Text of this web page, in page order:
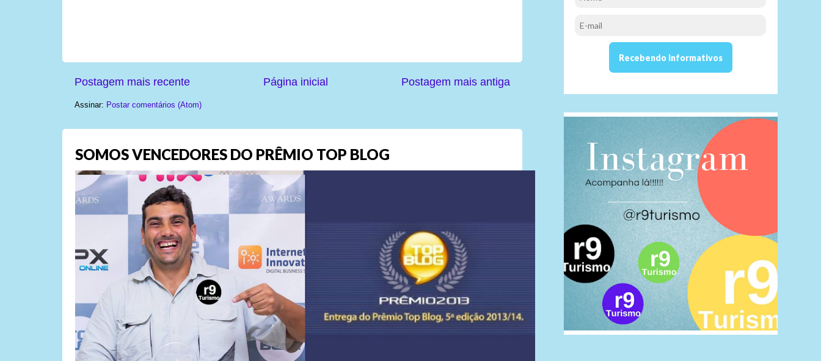
Postagem mais recente Postagem mais antiga
Página inicial
Assinar: Postar comentários (Atom)
SOMOS VENCEDORES DO PRÊMIO TOP BLOG